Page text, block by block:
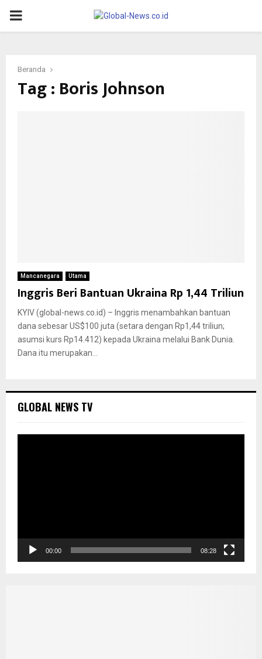
PRIMARY
Beranda
Tag : Boris Johnson
Mancanegara Utama
Inggris Beri Bantuan Ukraina Rp 1,44 Triliun
KYIV (global-news.co.id) – Inggris menambahkan bantuan
dana sebesar US$100 juta (setara dengan Rp1,44 triliun;
asumsi kurs Rp14.412) kepada Ukraina melalui Bank Dunia.
Dana itu merupakan...
GLOBAL NEWS TV
i
e
00:00 08:28